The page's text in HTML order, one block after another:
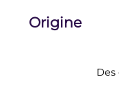
Origine
Des